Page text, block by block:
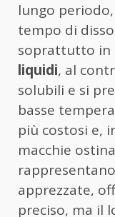
lungo
tempo di
soprattutto in
liquidi, al
solubili e si
basse
più costosi e,
macchie
apprezzate,
preciso, ma il